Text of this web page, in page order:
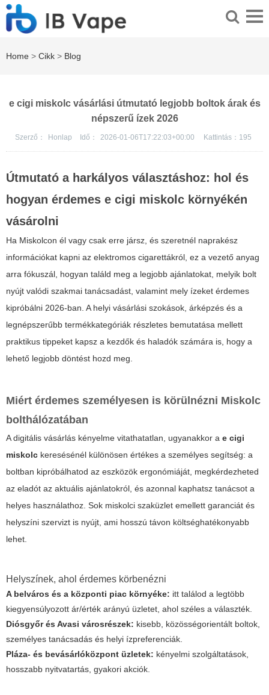
Home > Cikk > Blog
e cigi miskolc vásárlási útmutató legjobb boltok árak és
népszerű ízek 2026
Szerző： Honlap Idő： 2026-01-06T17:22:03+00:00 Kattintás： 195
Útmutató a harkályos választáshoz: hol és
hogyan érdemes e cigi miskolc környékén
vásárolni
Ha Miskolcon él vagy csak erre jársz, és szeretnél naprakész
információkat kapni az elektromos cigarettákról, ez a vezető anyag
arra fókuszál, hogyan találd meg a legjobb ajánlatokat, melyik bolt
nyújt valódi szakmai tanácsadást, valamint mely ízeket érdemes
kipróbálni 2026-ban. A helyi vásárlási szokások, árképzés és a
legnépszerűbb termékkategóriák részletes bemutatása mellett
praktikus tippeket kapsz a kezdők és haladók számára is, hogy a
lehető legjobb döntést hozd meg.
Miért érdemes személyesen is körülnézni Miskolc
bolthálózatában
A digitális vásárlás kényelme vitathatatlan, ugyanakkor a e cigi
miskolc keresésénél különösen értékes a személyes segítség: a
boltban kipróbálhatod az eszközök ergonómiáját, megkérdezheted
az eladót az aktuális ajánlatokról, és azonnal kaphatsz tanácsot a
helyes használathoz. Sok miskolci szaküzlet emellett garanciát és
helyszíni szervizt is nyújt, ami hosszú távon költséghatékonyabb
lehet.
Helyszínek, ahol érdemes körbenézni
A belváros és a központi piac környéke: itt találod a legtöbb
kiegyensúlyozott ár/érték arányú üzletet, ahol széles a választék.
Diósgyőr és Avasi városrészek: kisebb, közösségorientált boltok,
személyes tanácsadás és helyi ízpreferenciák.
Pláza- és bevásárlóközpont üzletek: kényelmi szolgáltatások,
hosszabb nyitvatartás, gyakori akciók.